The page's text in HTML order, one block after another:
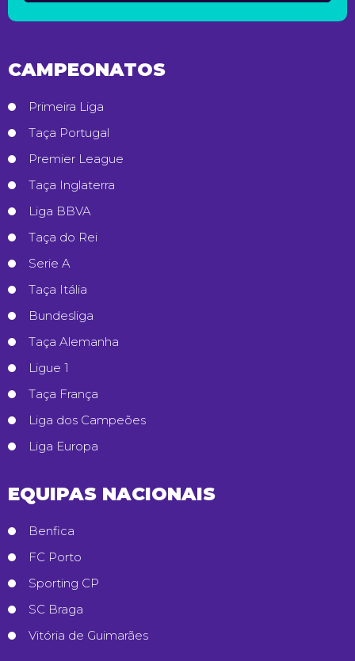
CAMPEONATOS
Primeira Liga
Taça Portugal
Premier League
Taça Inglaterra
Liga BBVA
Taça do Rei
Serie A
Taça Itália
Bundesliga
Taça Alemanha
Ligue 1
Taça França
Liga dos Campeões
Liga Europa
EQUIPAS NACIONAIS
Benfica
FC Porto
Sporting CP
SC Braga
Vitória de Guimarães